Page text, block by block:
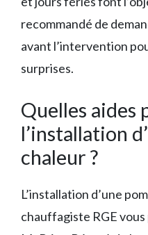
recommandé de
avant l’intervention
surprises.
Quelles aides
l’installation
chaleur ?
L’installation d’une
chauffagiste RGE